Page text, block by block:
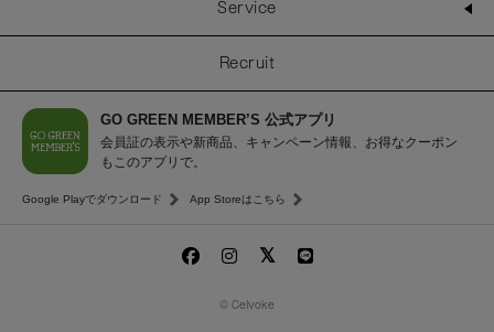
Service
Recruit
GO GREEN MEMBER’S 公式アプリ
会員証の表示や新商品、キャンペーン情報、お得なクーポン
もこのアプリで。
Google Playでダウンロード App Storeはこちら
© Celvoke